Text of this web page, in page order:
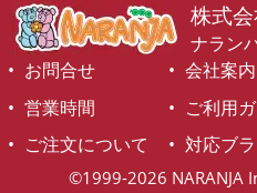
株式
ナラン
お問合せ
会社案内
営業時間
ご利用
ご注文について
対応ブ
©1999-2026 NARANJA